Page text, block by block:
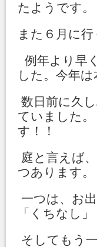
たようです。
また６月に
例年より早
した。今年
数日前に久
ていました
す！！
庭と言えば
つあります。
一つは、お
「くちなし
そしてもう